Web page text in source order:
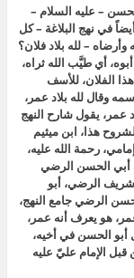
– عليه السلام –
في نهج البلاغة – كل
وأرضاه –لله بلاد فلان؟
أي طيَّب الله ثراه،
الفلان، للأسف
وقال لله بلاد عمر ،
عمر، يقول شارح النهج
هذا، ابن ميثيم
رحمة الله عليه،
أبي الحسن الرضي
الرضي، أبو
الرضي جامع النهج،
هو يعرف أنه عمر،
أبو الحسن في أخيه،
قبل الإمام عليّ عليه